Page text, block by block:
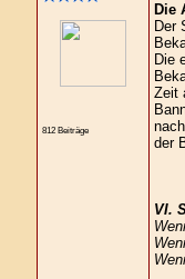
812 Beiträge
Die
Der
Die
Zeit
der
VI.